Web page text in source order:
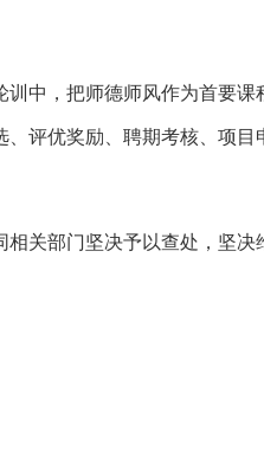
，把师德师风作为首要课
评优奖励、聘期考核、项目
关部门坚决予以查处，坚决